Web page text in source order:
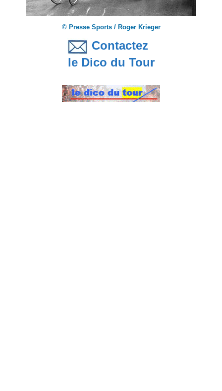
© Presse Sports / Roger Krieger
Contactez
le Dico du Tour